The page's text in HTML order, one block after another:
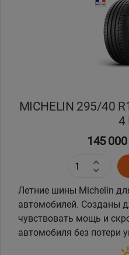
MICHELIN 295/40
4
145
Летние шины Michelin для мощных спортивных
автомобилей. Созданы
чувствовать мощь и
автомобиля без потери
Павлодар
Талдыкорган
Тараз